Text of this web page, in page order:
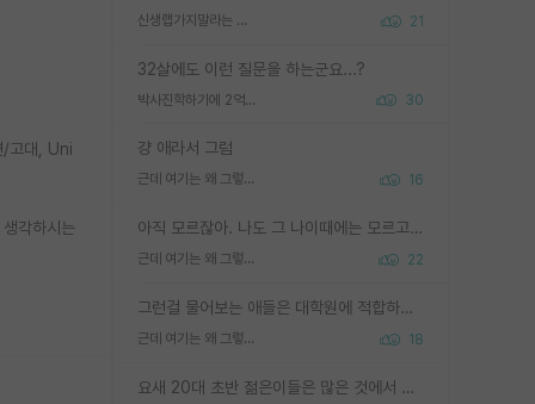
신생랩가지말라는 이유가 있었구나 21
32살에도 이런 질문을 하는군요...?
박사진학하기에 2억은 괜찮은 (?) 정도의 경제력인가요 30
걍 애라서 그럼
근데 여기는 왜 그렇게 SPK를 물어보는거임? 16
아직 모르잖아. 나도 그 나이때에는 모르고 평가 받고 안심하고 싶었어.
근데 여기는 왜 그렇게 SPK를 물어보는거임? 22
그런걸 물어보는 애들은 대학원에 적합하지 않다
근데 여기는 왜 그렇게 SPK를 물어보는거임? 18
요새 20대 초반 젊은이들은 많은 것에서 가성비를 따지더라고요. 내가 이 정도 인풋을 넣었을 때 그만큼 아웃풋이 나올 것인가? 사실 아웃풋이 인풋 대비 리니어하게 나오지 않는 영역을 시도하기 싫어한다는 느낌입니다.
/고대, Uni
각하시는